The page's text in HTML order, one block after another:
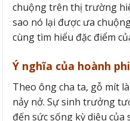
chuộng trên thị trường
sao nó lại được ưa
cùng tìm hiểu đặc điểm
Ý nghĩa của hoành
Theo ông cha ta, gỗ mít
nảy nở. Sự sinh trưởng
đến sức sống kỳ diệu của